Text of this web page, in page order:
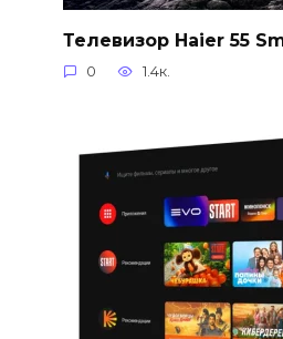
Телевизор Haier 55
0 1.4к.